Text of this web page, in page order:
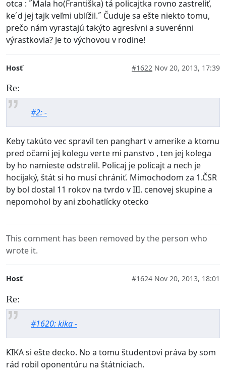
otca : ˝Mala ho(Františka) tá policajtka rovno zastreliť,
ke´d jej tajk veľmi ublížil.˝ Čuduje sa ešte niekto tomu,
prečo nám vyrastajú takýto agresívni a suverénni
výrastkovia? Je to výchovou v rodine!
Hosť #1622 Nov 20, 2013, 17:39
Re:
#2: -
Keby takúto vec spravil ten panghart v amerike a ktomu
pred očami jej kolegu verte mi panstvo , ten jej kolega
by ho namieste odstrelil. Policaj je policajt a nech je
hocijaký, štát si ho musí chrániť. Mimochodom za 1.ČSR
by bol dostal 11 rokov na tvrdo v III. cenovej skupine a
nepomohol by ani zbohatlícky otecko
This comment has been removed by the person who
wrote it.
Hosť #1624 Nov 20, 2013, 18:01
Re:
#1620: kika -
KIKA si ešte decko. No a tomu študentovi práva by som
rád robil oponentúru na štátniciach.